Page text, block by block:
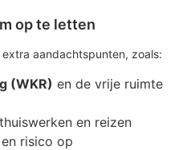
op te letten
aandachtspunten, zoals:
(WKR) en de vrije ruimte
en reizen
risico op